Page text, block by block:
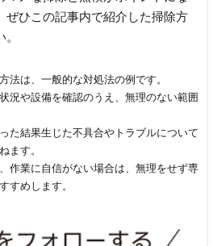
ぜひこの記事内で紹介した掃除方
法は、一般的な対処法の例です。
況や設備を確認のうえ、無理のない範囲
た結果生じた不具合やトラブルについて
ます。
作業に自信がない場合は、無理をせず専
すめします。